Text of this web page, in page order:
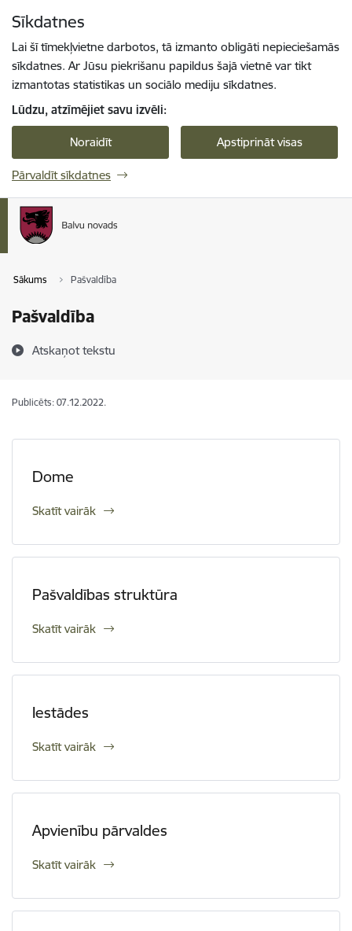
Sīkdatnes
Lai šī tīmekļvietne darbotos, tā izmanto obligāti nepieciešamās
sīkdatnes. Ar Jūsu piekrišanu papildus šajā vietnē var tikt
izmantotas statistikas un sociālo mediju sīkdatnes.
Lūdzu, atzīmējiet savu izvēli:
Noraidīt Apstiprināt visas
Pārvaldīt sīkdatnes
Sākums Pašvaldība
Pašvaldība
Atskaņot tekstu
Publicēts: 07.12.2022.
Dome
Skatīt vairāk
Pašvaldības struktūra
Skatīt vairāk
Iestādes
Skatīt vairāk
Apvienību pārvaldes
Skatīt vairāk